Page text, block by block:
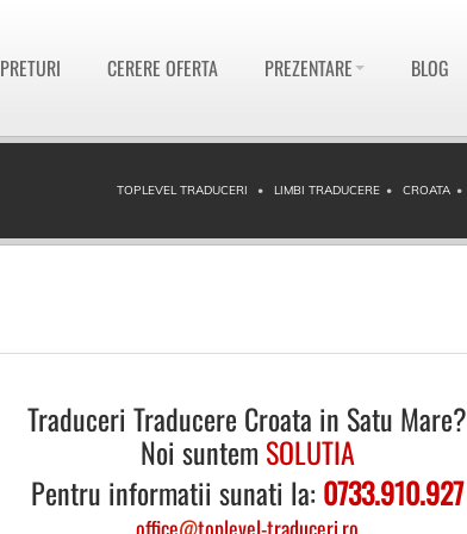
PRETURI CERERE OFERTA PREZENTARE BLOG
TOPLEVEL TRADUCERI LIMBI TRADUCERE CROATA
Traduceri Traducere Croata in Satu Mare?
Noi suntem SOLUTIA
Pentru informatii sunati la: 0733.910.927